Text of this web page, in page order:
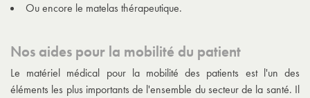
Ou encore le matelas thérapeutique.
Nos aides pour la mobilité du patient
Le matériel médical pour la mobilité des patients est l'un des
éléments les plus importants de l'ensemble du secteur de la santé. Il